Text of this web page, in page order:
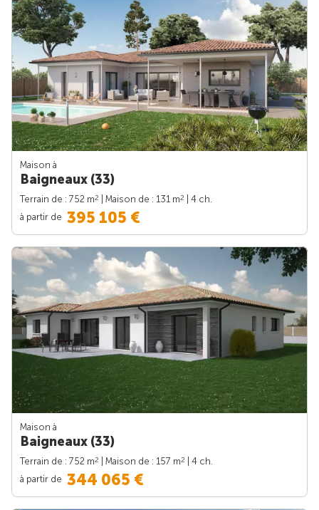
Maison à
Baigneaux (33)
Terrain de : 752 m2 | Maison de : 131 m2
| 4 ch.
à partir de 395 105 €
Maison à
Baigneaux (33)
Terrain de : 752 m2 | Maison de : 157 m2
| 4 ch.
à partir de 344 065 €